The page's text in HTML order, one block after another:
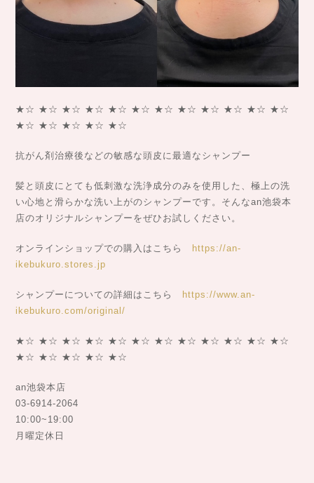
★☆ ★☆ ★☆ ★☆ ★☆ ★☆ ★☆ ★☆ ★☆ ★☆ ★☆ ★☆
★☆ ★☆ ★☆ ★☆ ★☆
抗がん剤治療後などの敏感な頭皮に最適なシャンプー
髪と頭皮にとても低刺激な洗浄成分のみを使用した、極上の洗
い心地と滑らかな洗い上がのシャンプーです。そんなan池袋本
店のオリジナルシャンプーをぜひお試しください。
オンラインショップでの購入はこちら
https://an-
ikebukuro.stores.jp
シャンプーについての詳細はこちら
https://www.an-
ikebukuro.com/original/
★☆ ★☆ ★☆ ★☆ ★☆ ★☆ ★☆ ★☆ ★☆ ★☆ ★☆ ★☆
★☆ ★☆ ★☆ ★☆ ★☆
an池袋本店
03-6914-2064
10:00~19:00
月曜定休日